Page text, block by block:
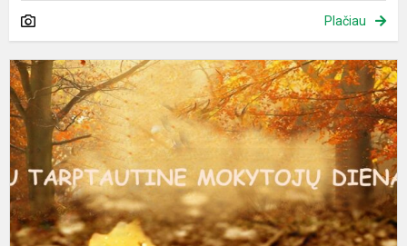
Plačiau